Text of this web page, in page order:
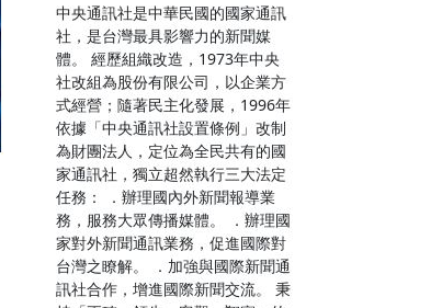
中央通訊社是中華民國的國家通訊
社，是台灣最具影響力的新聞媒
體。 經歷組織改造，1973年中央
社改組為股份有限公司，以企業方
式經營；隨著民主化發展，1996年
依據「中央通訊社設置條例」改制
為財團法人，定位為全民共有的國
家通訊社，獨立超然執行三大法定
任務： ．辦理國內外新聞報導業
務，服務大眾傳播媒體。 ．辦理國
家對外新聞通訊業務，促進國際對
台灣之瞭解。 ．加強與國際新聞通
訊社合作，增進國際新聞交流。 秉